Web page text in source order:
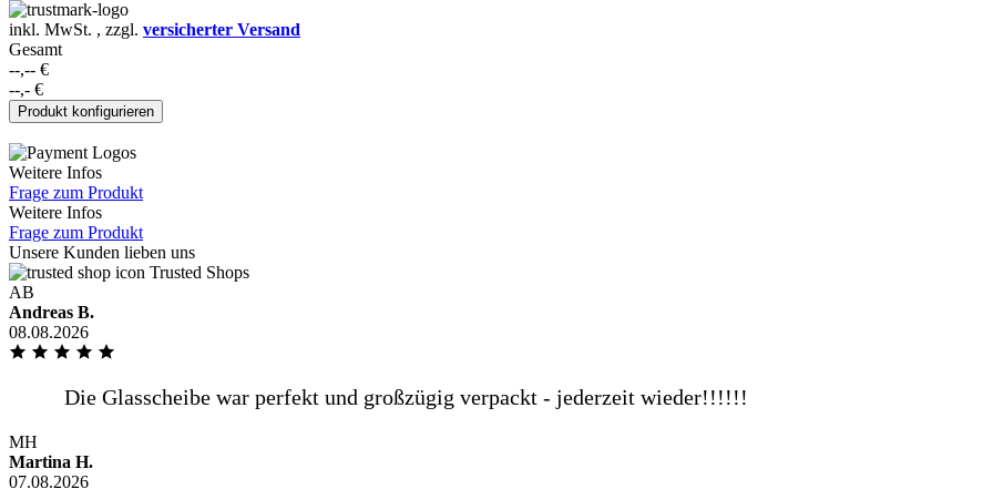
inkl. MwSt. , zzgl. versicherter Versand
Gesamt
--,-- €
--,- €
Produkt konfigurieren
Weitere Infos
Frage zum Produkt
Weitere Infos
Frage zum Produkt
Unsere Kunden lieben uns
Trusted Shops
AB
Andreas B.
08.08.2026
MH
Martina H.
07.08.2026
Alles zu meiner Zufriedenheit
Schnelle Lieferung, gute Kommunikation, bestellte Scheibe passt auf den Millimeter genau!
Sehr gute Qualität, tolle Logistik und fairer Preis. Was will man mehr! DANKE
Ich habe schon mehrmals hier eine Glasplatte bestellt und bis jetzt gab es keine Beanstandungen. Ich [...]